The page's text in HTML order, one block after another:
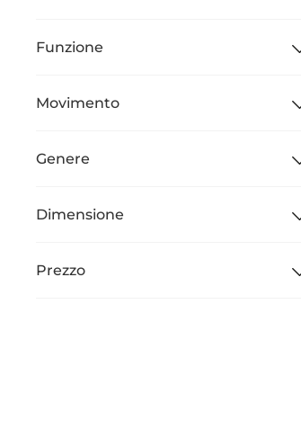
Funzione
Movimento
Genere
Dimensione
Prezzo